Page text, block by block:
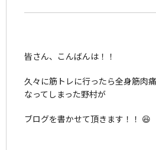
皆さん、こんばんは！！
久々に筋トレに行ったら全身筋肉
なってしまった野村が
ブログを書かせて頂きます！！ 😆